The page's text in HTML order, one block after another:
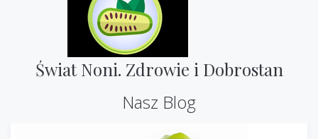
Świat Noni. Zdrowie i Dobrostan
Nasz Blog